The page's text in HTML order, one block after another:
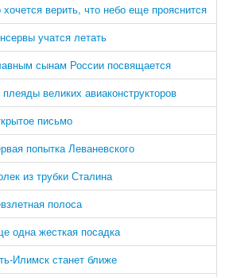
хочется верить, что небо еще прояснится
учатся летать
сынам России посвящается
плеяды великих авиаконструкторов
письмо
попытка Леваневского
из трубки Сталина
полоса
одна жесткая посадка
Илимск станет ближе